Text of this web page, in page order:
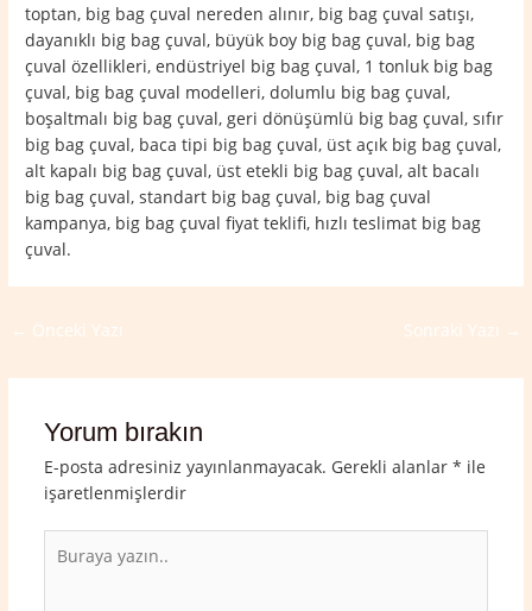
toptan, big bag çuval nereden alınır, big bag çuval satışı,
dayanıklı big bag çuval, büyük boy big bag çuval, big bag
çuval özellikleri, endüstriyel big bag çuval, 1 tonluk big bag
çuval, big bag çuval modelleri, dolumlu big bag çuval,
boşaltmalı big bag çuval, geri dönüşümlü big bag çuval, sıfır
big bag çuval, baca tipi big bag çuval, üst açık big bag çuval,
alt kapalı big bag çuval, üst etekli big bag çuval, alt bacalı
big bag çuval, standart big bag çuval, big bag çuval
kampanya, big bag çuval fiyat teklifi, hızlı teslimat big bag
çuval.
← Önceki Yazı Sonraki Yazı →
Yorum bırakın
E-posta adresiniz yayınlanmayacak. Gerekli alanlar * ile
işaretlenmişlerdir
yazın..